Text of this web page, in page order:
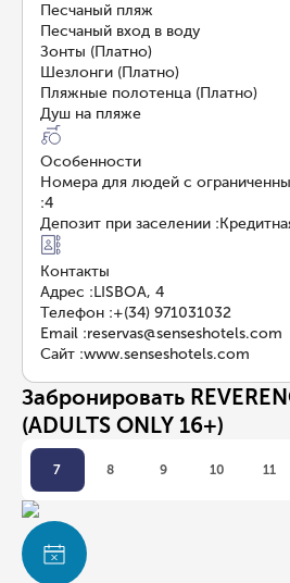
Песчаный пляж
Песчаный вход в воду
Зонты (Платно)
Шезлонги (Платно)
Пляжные полотенца (Платно)
Душ на пляже
Особенности
Номера для людей с
:4
Депозит при заселении :
Контакты
Адрес :LISBOA, 4
Телефон :+(34) 971031032
Email :reservas@senseshotels.com
Сайт :www.senseshotels.com
Забронировать
(ADULTS ONLY 16+)
7 8 9 10 11